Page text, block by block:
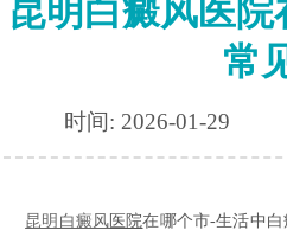
昆明白癜风医
常
时间: 2026-01-29
昆明白癜风 医院在哪个市-生活中